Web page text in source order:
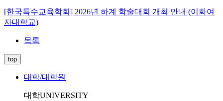
[한국특수교육학회] 2026년 하계 학술대회 개최 안내 (이화여
자대학교)
목록
top
대학/대학원
대학UNIVERSITY